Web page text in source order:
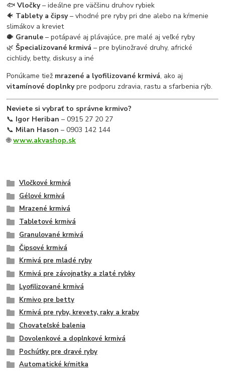
🐟Vločky– ideálne pre väčšinu druhov rybiek
🐠 Tablety a čipsy– vhodné pre ryby pri dne alebo na kŕmenie
slimákov a kreviet
🐡 Granule – potápavé aj plávajúce, pre malé aj veľké ryby
🌿Špecializované krmivá – pre bylinožravé druhy, africké
cichlidy, betty, diskusy a iné
Ponúkame tiež mrazené a lyofilizované krmivá, ako aj
vitamínové doplnkypre podporu zdravia, rastu a sfarbenia rýb.
Neviete si vybrať to správne krmivo?
📞 Igor Heriban – 0915 27 20 27
📞 Milan Hason – 0903 142 144
🌐www.akvashop.sk
Vločkové krmivá
Gélové krmivá
Mrazené krmivá
Tabletové krmivá
Granulované krmivá
Čipsové krmivá
Krmivá pre mladé ryby
Krmivá pre závojnatky a zlaté rybky
Lyofilizované krmivá
Krmivo pre betty
Krmivá pre ryby, krevety, raky a kraby
Chovateľské balenia
Dovolenkové a doplnkové krmivá
Pochúťky pre dravé ryby
Automatické kŕmitka